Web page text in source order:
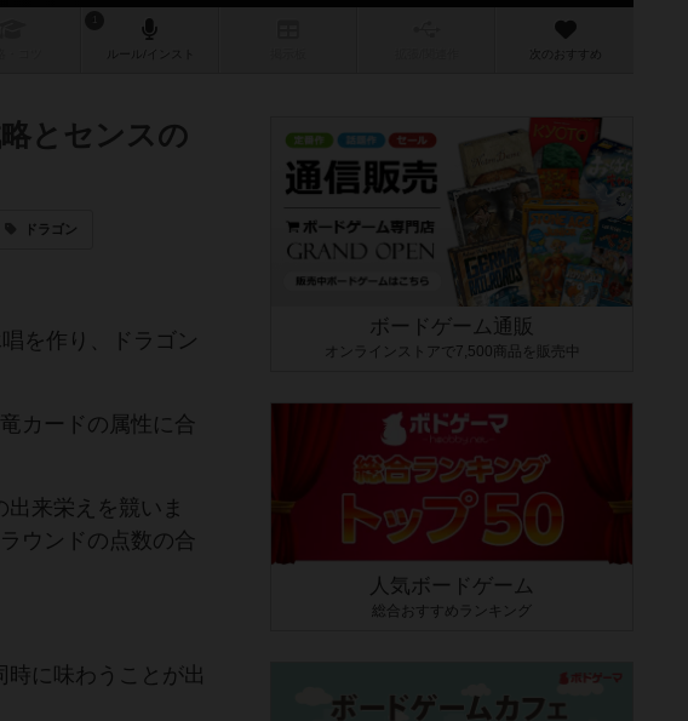
次のおすすめ
とセンスの
ドラゴン
を作り、ドラゴン
カードの属性に合
来栄えを競いま
ウンドの点数の合
に味わうことが出
ボードゲーム通販
オンラインストアで7,500商品を販売中
人気ボードゲーム
総合おすすめランキング